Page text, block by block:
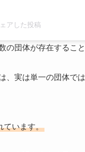
アした投稿
団体が存在するこ
実は単一の団体で
ています。